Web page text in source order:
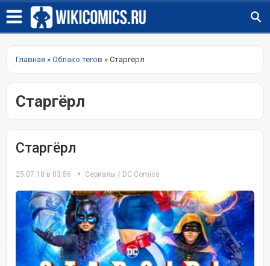
Главная » Облако тегов » Старгёрл
Старгёрл
Старгёрл
25.07.18 в 03:56 Сериалы / DC Comics